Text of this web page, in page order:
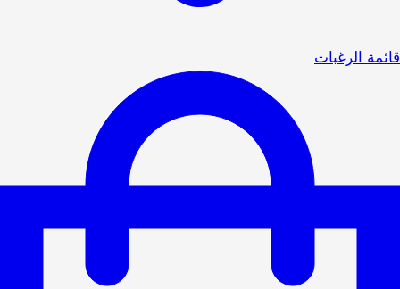
قائمة الرغبات